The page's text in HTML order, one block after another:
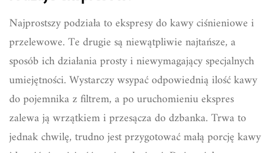
Najprostszy podziała to ekspresy do kawy ciśnieniowe i
przelewowe. Te drugie są niewątpliwie najtańsze, a
sposób ich działania prosty i niewymagający specjalnych
umiejętności. Wystarczy wsypać odpowiednią ilość kawy
do pojemnika z filtrem, a po uruchomieniu ekspres
zalewa ją wrzątkiem i przesącza do dzbanka. Trwa to
jednak chwilę, trudno jest przygotować małą porcję kawy